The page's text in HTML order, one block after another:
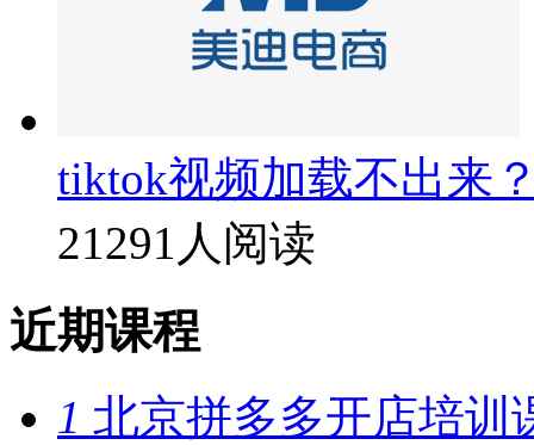
tiktok视频加载不出来
21291人阅读
近期课程
1 北京拼多多开店培训